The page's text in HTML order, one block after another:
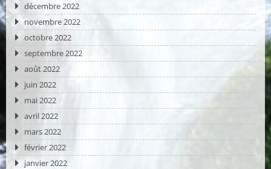
décembre 2022
novembre 2022
octobre 2022
septembre 2022
août 2022
juin 2022
mai 2022
avril 2022
mars 2022
février 2022
janvier 2022